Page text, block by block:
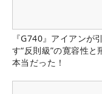
『G740』アイアンが
す“反則級”の寛容性と
本当だった！